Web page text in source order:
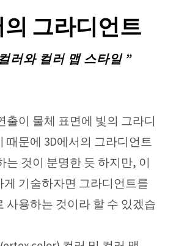
의 그라디언트
러와 컬러 맵 스타일 ”
출이 물체 표면에 빛의 그라디
때문에 3D에서의 그라디언트
는 것이 분명한 듯 하지만, 이
기술하자면 그라디언트를
사용하는 것이라 할 수 있겠습